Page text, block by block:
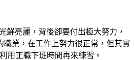
鮮亮麗，背後卻要付出極大努力，
職業，在工作上努力很正常，但其實
用正職下班時間再來練習。